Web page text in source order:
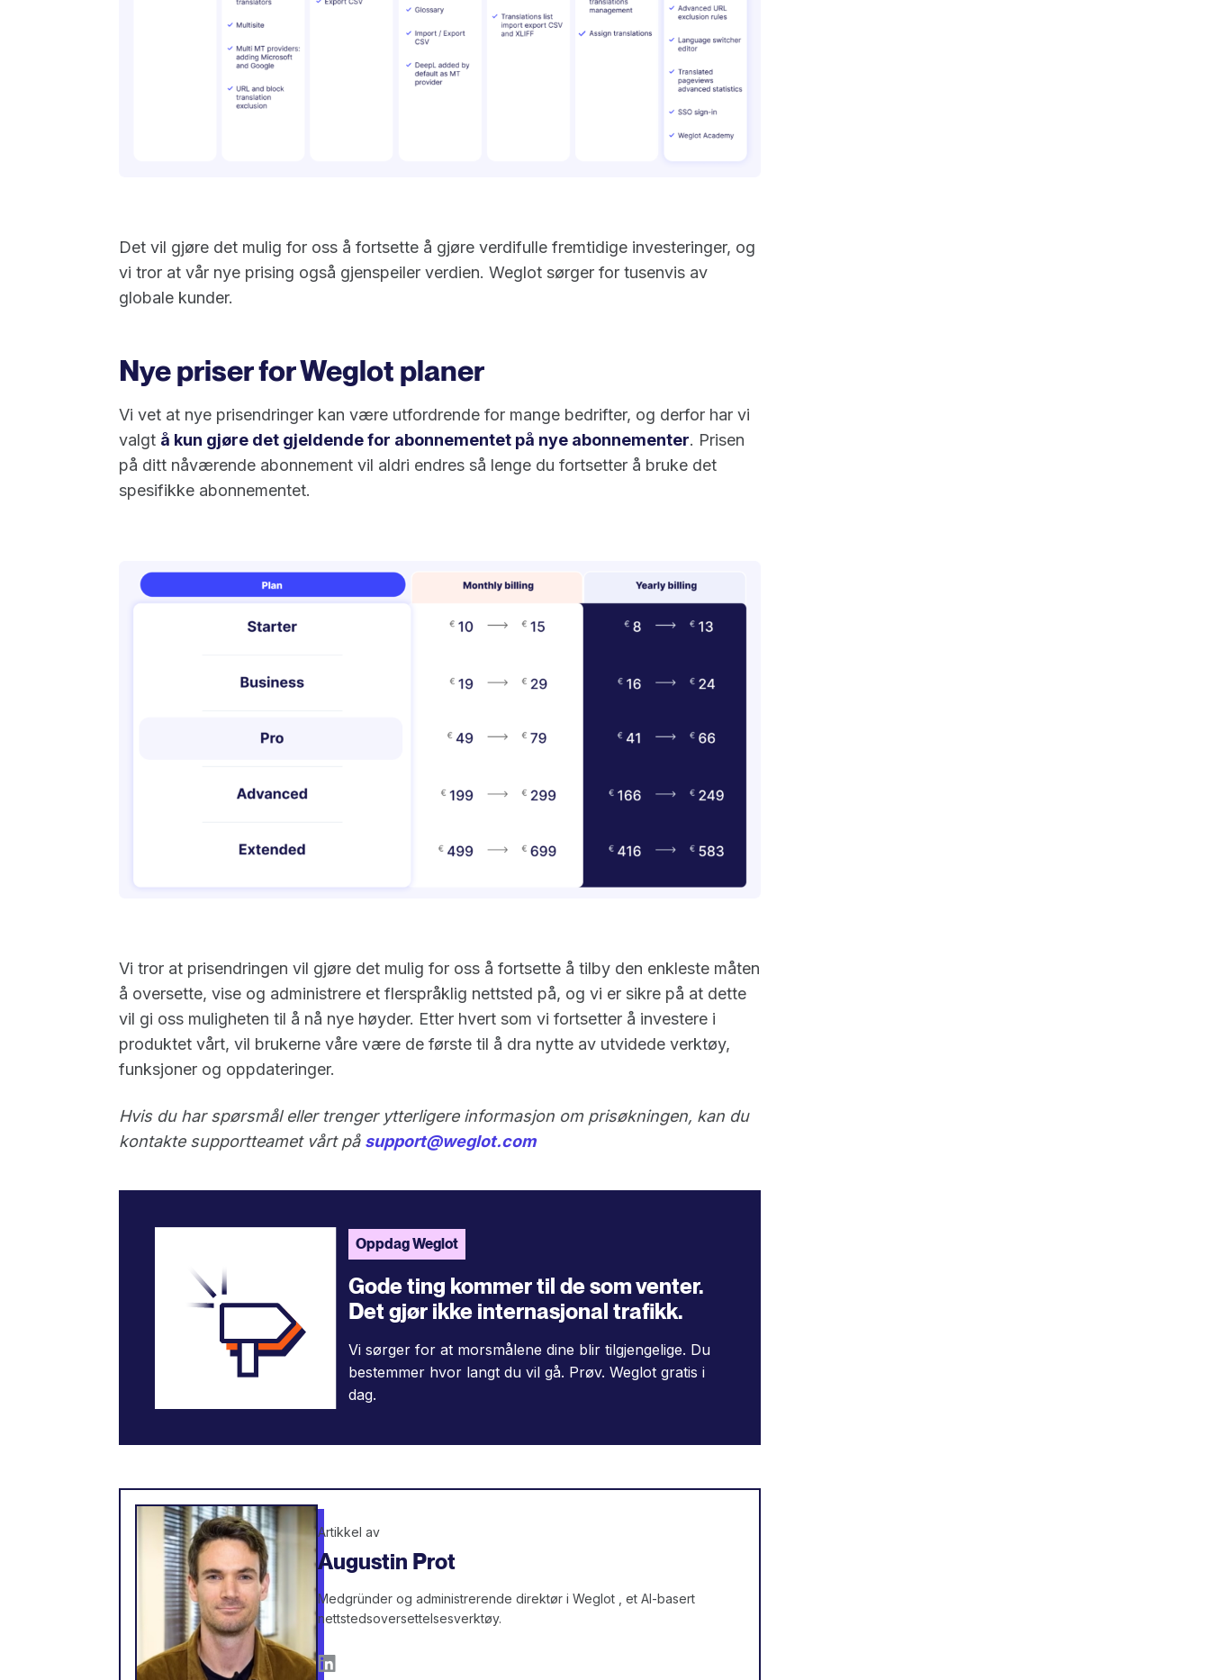
Det vil gjøre det mulig for oss å fortsette å gjøre verdifulle fremtidige investeringer, og
vi tror at vår nye prising også gjenspeiler verdien. Weglot sørger for tusenvis av
globale kunder.
Nye priser for Weglot planer
Vi vet at nye prisendringer kan være utfordrende for mange bedrifter, og derfor har vi
valgt å kun gjøre det gjeldende for abonnementet på nye abonnementer. Prisen
på ditt nåværende abonnement vil aldri endres så lenge du fortsetter å bruke det
spesifikke abonnementet.
Vi tror at prisendringen vil gjøre det mulig for oss å fortsette å tilby den enkleste måten
å oversette, vise og administrere et flerspråklig nettsted på, og vi er sikre på at dette
vil gi oss muligheten til å nå nye høyder. Etter hvert som vi fortsetter å investere i
produktet vårt, vil brukerne våre være de første til å dra nytte av utvidede verktøy,
funksjoner og oppdateringer.
Hvis du har spørsmål eller trenger ytterligere informasjon om prisøkningen, kan du
kontakte supportteamet vårt på support@weglot.com
Oppdag Weglot
Gode ​​ting kommer til de som venter.
Det gjør ikke internasjonal trafikk.
Vi sørger for at morsmålene dine blir tilgjengelige. Du
bestemmer hvor langt du vil gå. Prøv. Weglot gratis i
dag.
Artikkel av
Augustin Prot
Medgründer og administrerende direktør i Weglot , et AI-basert
nettstedsoversettelsesverktøy.